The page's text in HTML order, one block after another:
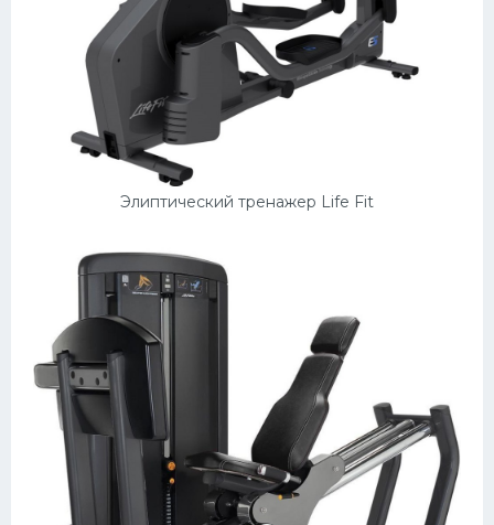
Элиптический тренажер Life Fit